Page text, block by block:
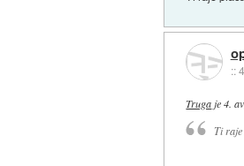
::
Trugaje4.
Ti